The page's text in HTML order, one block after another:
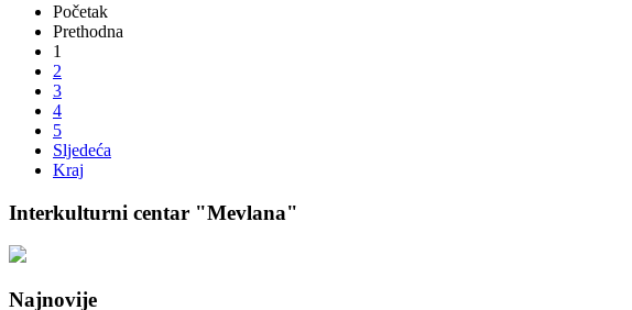
Početak
Prethodna
1
2
3
4
5
Sljedeća
Kraj
Interkulturni centar "Mevlana"
Najnovije